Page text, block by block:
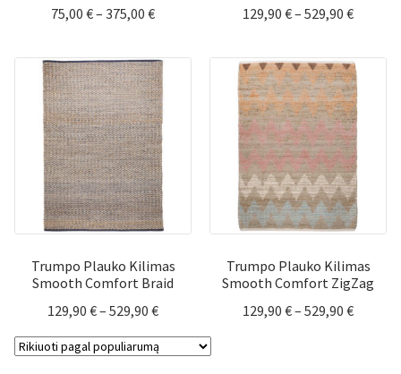
75,00 €– 375,00 €Price
75,00 €
through
375,00 €
129,90 €– 529,90 €Price
129,90 €
529,90 €
Trumpo Plauko Kilimas
Smooth Comfort Braid
129,90 €– 529,90 €Price
129,90 €
Trumpo Plauko Kilimas
Smooth Comfort ZigZag
129,90 €– 529,90 €Price